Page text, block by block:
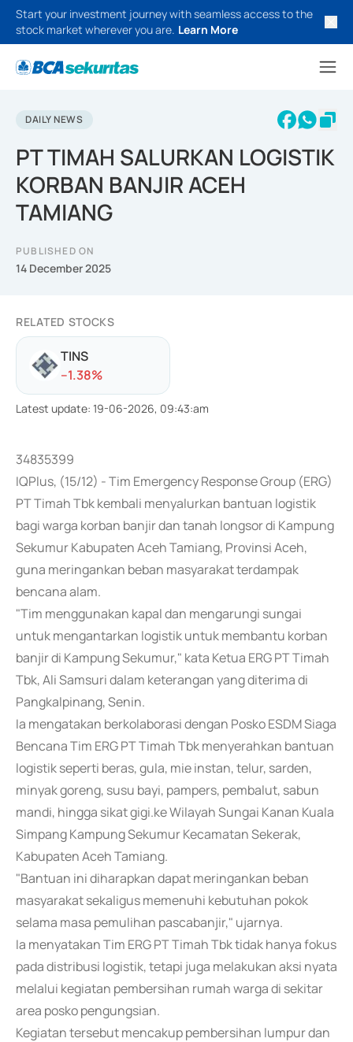
Start your investment journey with seamless access to the
stock market wherever you are. Learn More
DAILY NEWS
PT TIMAH SALURKAN LOGISTIK
KORBAN BANJIR ACEH
TAMIANG
PUBLISHED ON
14 December 2025
RELATED STOCKS
TINS
--1.38%
Latest update: 19-06-2026, 09:43:am
34835399
IQPlus, (15/12) - Tim Emergency Response Group (ERG)
PT Timah Tbk kembali menyalurkan bantuan logistik
bagi warga korban banjir dan tanah longsor di Kampung
Sekumur Kabupaten Aceh Tamiang, Provinsi Aceh,
guna meringankan beban masyarakat terdampak
bencana alam.
"Tim menggunakan kapal dan mengarungi sungai
untuk mengantarkan logistik untuk membantu korban
banjir di Kampung Sekumur," kata Ketua ERG PT Timah
Tbk, Ali Samsuri dalam keterangan yang diterima di
Pangkalpinang, Senin.
Ia mengatakan berkolaborasi dengan Posko ESDM Siaga
Bencana Tim ERG PT Timah Tbk menyerahkan bantuan
logistik seperti beras, gula, mie instan, telur, sarden,
minyak goreng, susu bayi, pampers, pembalut, sabun
mandi, hingga sikat gigi.ke Wilayah Sungai Kanan Kuala
Simpang Kampung Sekumur Kecamatan Sekerak,
Kabupaten Aceh Tamiang.
"Bantuan ini diharapkan dapat meringankan beban
masyarakat sekaligus memenuhi kebutuhan pokok
selama masa pemulihan pascabanjir," ujarnya.
Ia menyatakan Tim ERG PT Timah Tbk tidak hanya fokus
pada distribusi logistik, tetapi juga melakukan aksi nyata
melalui kegiatan pembersihan rumah warga di sekitar
area posko pengungsian.
Kegiatan tersebut mencakup pembersihan lumpur dan